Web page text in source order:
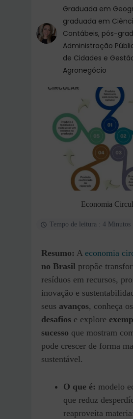
Graduada em
graduada em
Contábeis, pós-
Administração
de Cidades e
Agronegócio
Economia
Tempo de leitura : 4 Minutos
Resumo: A economia
no Brasil propõe
resíduos em recursos,
inovação e
seus avanços, conheça os
desafios e explore
sucesso que mostram
pode crescer de forma
sustentável.
O que é: modelo
que reduz
reaproveita